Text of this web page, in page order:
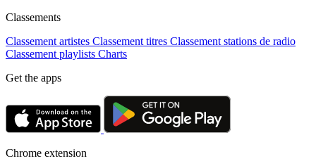
Classements
Classement artistes Classement titres Classement stations de radio
Classement playlists Charts
Get the apps
Chrome extension